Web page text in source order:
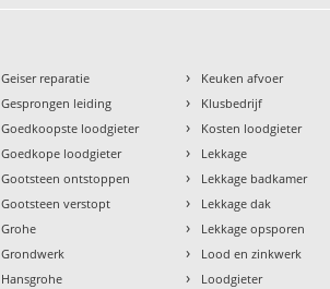
Geiser reparatie
Gesprongen leiding
Goedkoopste loodgieter
Goedkope loodgieter
Gootsteen ontstoppen
Gootsteen verstopt
Grohe
Grondwerk
Hansgrohe
› Keuken afvoer
› Klusbedrijf
› Kosten loodgieter
› Lekkage
› Lekkage badkamer
› Lekkage dak
› Lekkage opsporen
› Lood en zinkwerk
› Loodgieter